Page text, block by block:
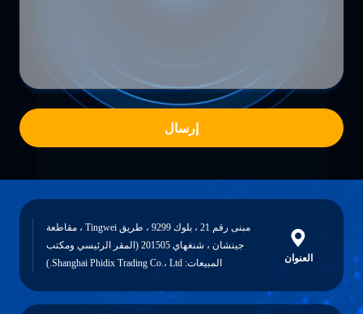
إرسال
العنوان
مبنى رقم 21 ، بلوك 9299 ، طريق Tingwei ، مقاطعة
جينشان ، شنغهاي 201505 (المقر الرئيسي ومكتب
المبيعات: Shanghai Phidix Trading Co.، Ltd.)